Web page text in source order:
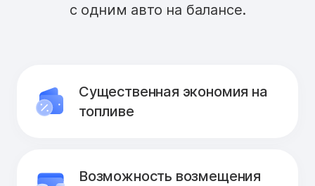
с одним авто на балансе.
Существенная экономия на
топливе
Возможность возмещения